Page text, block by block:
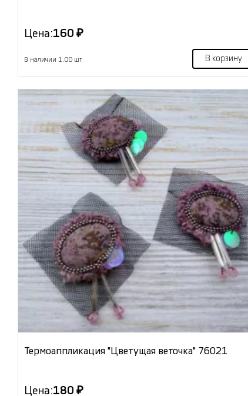
Цена:160 ₽
В наличии 1.00 шт В корзину
Термоаппликация "Цветущая веточка" 76021
Цена:180 ₽